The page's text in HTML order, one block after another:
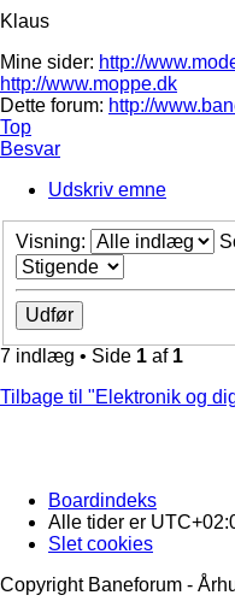
Klaus
Mine sider: http://
http://www.moppe.dk
Dette forum: http://
Top
Besvar
Udskriv emne
Visning:
7 indlæg • Side 1 af 1
Tilbage til "Elektronik og
Boardindeks
Alle tider er
Slet cookies
Copyright Baneforum -